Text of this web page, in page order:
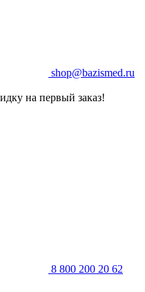
shop@bazismed.ru
на первый заказ!
8 800 200 20 62